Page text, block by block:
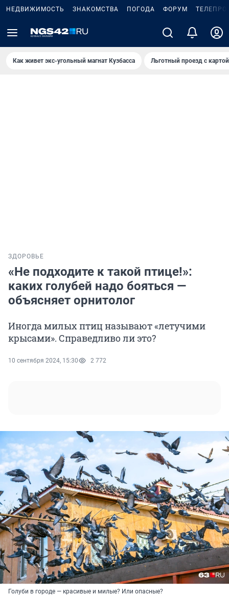
НЕДВИЖИМОСТЬ ЗНАКОМСТВА ПОГОДА ФОРУМ
Как живет экс-угольный магнат Кузбасса Льготный проезд с
ЗДОРОВЬЕ
«Не подходите к такой птице!»:
каких голубей надо бояться —
объясняет орнитолог
Иногда милых птиц называют «летучими
крысами». Справедливо ли это?
10 сентября 2024, 15:30 2 772
Голуби в городе — красивые и милые? Или опасные?